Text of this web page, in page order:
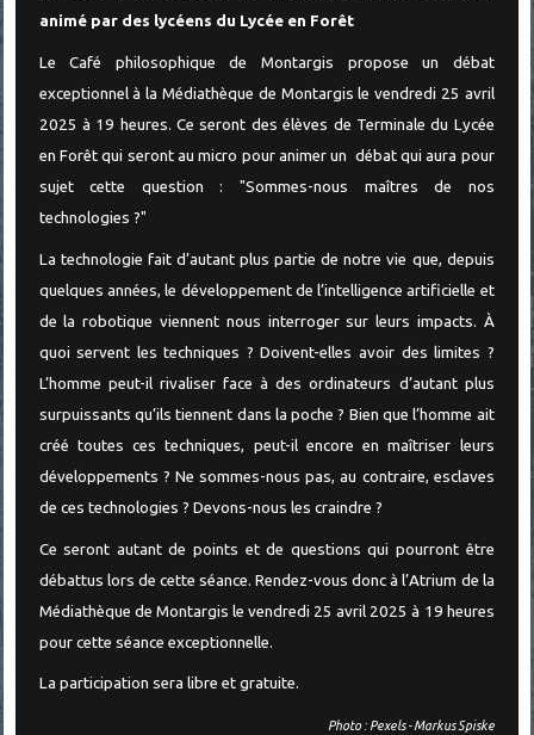
animé par des lycéens du Lycée en Forêt
Le Café philosophique de Montargis propose un débat
exceptionnel à la Médiathèque de Montargis le vendredi 25 avril
2025 à 19 heures. Ce seront des élèves de Terminale du Lycée
en Forêt qui seront au micro pour animer un débat qui aura pour
sujet cette question : "Sommes-nous maîtres de nos
technologies ?"
La technologie fait d’autant plus partie de notre vie que, depuis
quelques années, le développement de l’intelligence artificielle et
de la robotique viennent nous interroger sur leurs impacts. À
quoi servent les techniques ? Doivent-elles avoir des limites ?
L’homme peut-il rivaliser face à des ordinateurs d’autant plus
surpuissants qu’ils tiennent dans la poche ? Bien que l’homme ait
créé toutes ces techniques, peut-il encore en maîtriser leurs
développements ? Ne sommes-nous pas, au contraire, esclaves
de ces technologies ? Devons-nous les craindre ?
Ce seront autant de points et de questions qui pourront être
débattus lors de cette séance. Rendez-vous donc à l’Atrium de la
Médiathèque de Montargis le vendredi 25 avril 2025 à 19 heures
pour cette séance exceptionnelle.
La participation sera libre et gratuite.
Photo : Pexels - Markus Spiske